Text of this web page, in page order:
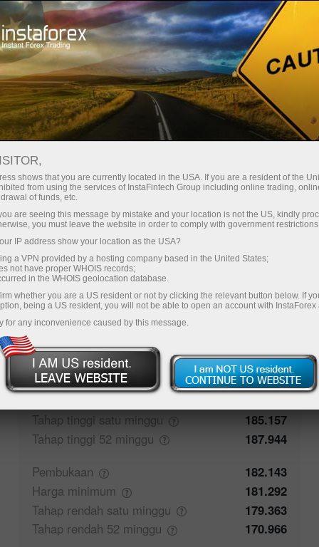
Untuk Pedagang
Syarat Dagangan
EURJPY.fx
182.523 (%) 07 Aug 2026 20:59
Beli
182.523
182.258
Maklum balas pedagang
Penutupan
182.144
Tahap tinggi satu minggu
185.157
Tahap tinggi 52 minggu
187.944
Pembukaan
182.143
Harga minimum
181.292
Tahap rendah satu minggu
179.363
Tahap rendah 52 minggu 170.966
shows that you are currently located in the USA. If you are a resident of the
from using the services of InstaFintech Group including online trading,
of funds, etc.
are seeing this message by mistake and your location is not the US, kindly
you must leave the website in order to comply with government
IP address show your location as the USA?
a VPN provided by a hosting company based in the United States;
not have proper WHOIS records;
in the WHOIS geolocation database.
whether you are a US resident or not by clicking the relevant button below. If
being a US resident, you will not be able to open an account with InstaForex
for any inconvenience caused by this message.